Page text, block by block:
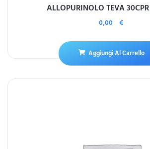
ALLOPURINOLO TEVA
0,00 €
Aggiungi Al Carrello